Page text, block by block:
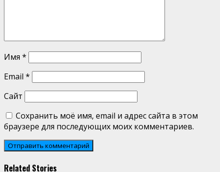
Имя *
Email *
Сайт
Сохранить моё имя, email и адрес сайта в этом
браузере для последующих моих комментариев.
Related Stories